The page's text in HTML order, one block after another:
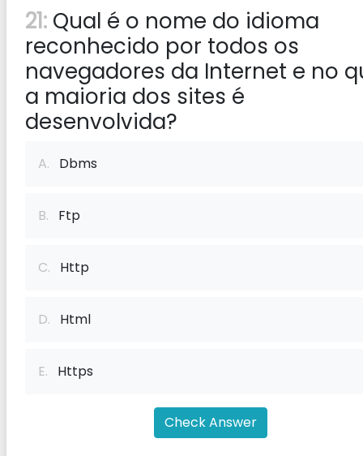
21: Qual é o nome do idioma
reconhecido por todos os
navegadores da Internet e no
a maioria dos sites é
desenvolvida?
A. Dbms
B. Ftp
C. Http
D. Html
E. Https
Check Answer